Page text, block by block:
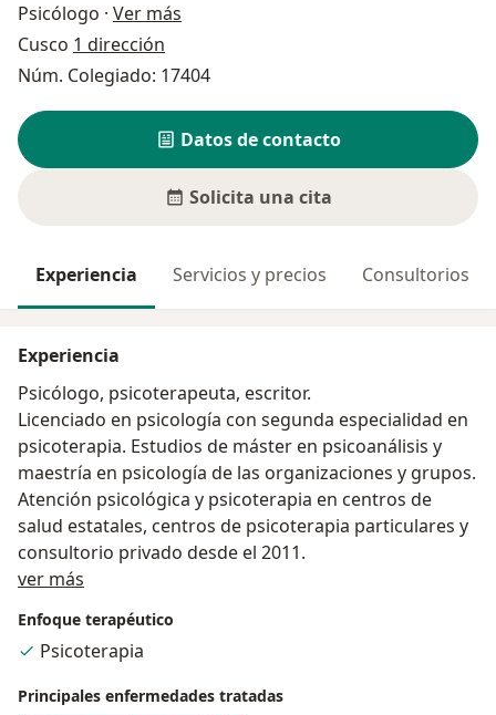
Psicólogo · Ver más
Cusco 1 dirección
Núm. Colegiado: 17404
Datos de contacto
Solicita una cita
Experiencia Servicios y precios Consultorios
Experiencia
Psicólogo, psicoterapeuta, escritor.
Licenciado en psicología con segunda especialidad en
psicoterapia. Estudios de máster en psicoanálisis y
maestría en psicología de las organizaciones y grupos.
Atención psicológica y psicoterapia en centros de
salud estatales, centros de psicoterapia particulares y
consultorio privado desde el 2011.
ver más
Enfoque terapéutico
Psicoterapia
Principales enfermedades tratadas